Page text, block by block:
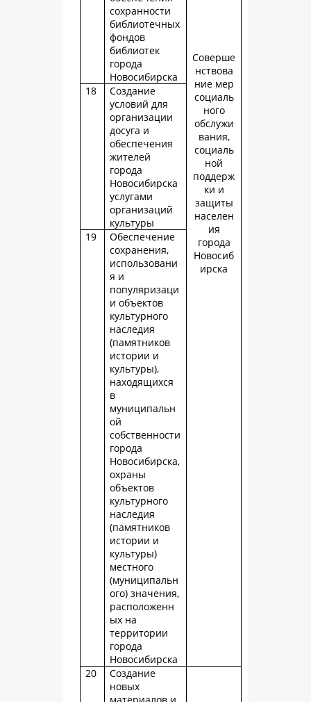
Соверше
нствова
ние мер
социаль
ного
обслужи
вания,
социаль
ной
поддерж
ки и
защиты
населен
ия
города
Новосиб
ирска
сохранности
библиотечных
фондов
библиотек
города
Новосибирска
18
Создание
условий для
организации
досуга и
обеспечения
жителей
города
Новосибирска
услугами
организаций
культуры
19
Обеспечение
сохранения,
использовани
я и
популяризаци
и объектов
культурного
наследия
(памятников
истории и
культуры),
находящихся
в
муниципальн
ой
собственности
города
Новосибирска,
охраны
объектов
культурного
наследия
(памятников
истории и
культуры)
местного
(муниципальн
ого) значения,
расположенн
ых на
территории
города
Новосибирска
20
Создание
новых